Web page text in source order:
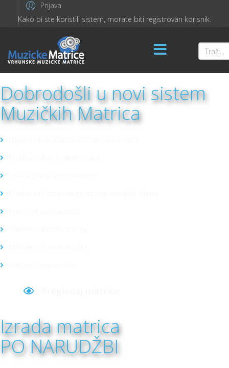
Prijava
Kako bi ste koristili sistem, morate biti registrovan korisnik.
Dobrodošli u novi sistem
Muzičkih Matrica
Izrada matrica
PO NARUDŽBI